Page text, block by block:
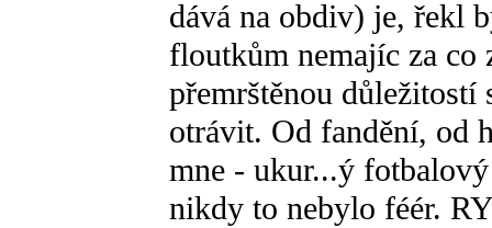
dává na obdiv) je, řekl
floutkům nemajíc za
přemrštěnou důležitostí
otrávit. Od fandění, od
mne - ukur...ý
nikdy to nebylo féér.